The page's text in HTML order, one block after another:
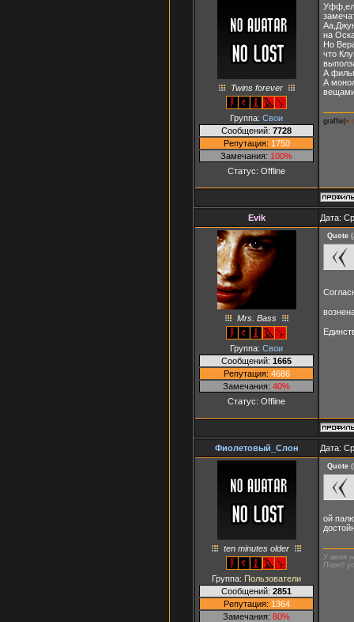
Twins forever
Группа: Свои
Сообщений: 7728
Репутация: 1750
Замечания: 100%
Статус: Offline
на
Но
что
А
А
graffie| ♥
Evik Дата:
Mrs. Bass
Группа: Свои
Сообщений: 1665
Репутация: 4686
Замечания: 40%
Статус: Offline
Quote (
Фиолетовый_Слон Дата:
ten minutes older
Группа: Пользователи
Сообщений: 2851
Репутация: 1364
Замечания: 80%
Quote (
ой
У меня
Перед